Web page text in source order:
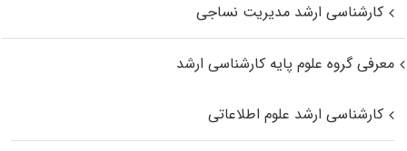
کارشناسی ارشد مدیریت نساجی
معرفی گروه علوم پایه کارشناسی ارشد
کارشناسی ارشد علوم اطلاعاتی